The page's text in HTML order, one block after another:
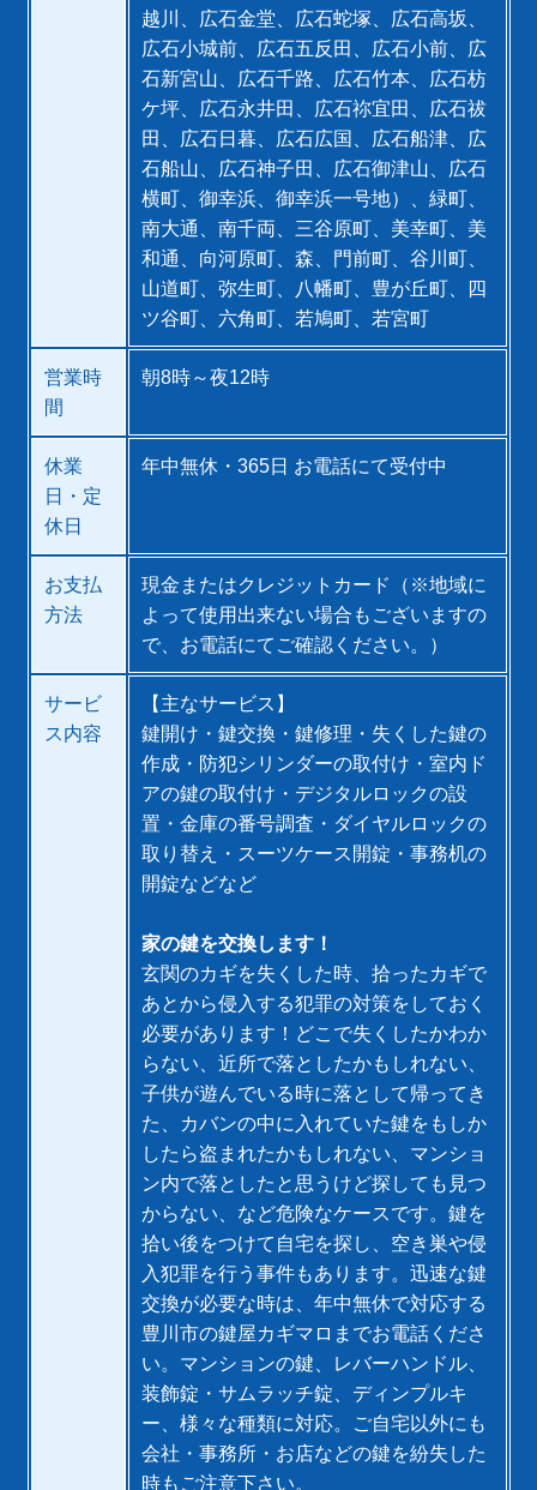
越川、広石金堂、広石蛇塚、広石高坂、
広石小城前、広石五反田、広石小前、広
石新宮山、広石千路、広石竹本、広石枋
ケ坪、広石永井田、広石祢宜田、広石祓
田、広石日暮、広石広国、広石船津、広
石船山、広石神子田、広石御津山、広石
横町、御幸浜、御幸浜一号地）、緑町、
南大通、南千両、三谷原町、美幸町、美
和通、向河原町、森、門前町、谷川町、
山道町、弥生町、八幡町、豊が丘町、四
ツ谷町、六角町、若鳩町、若宮町
営業時
間
朝8時～夜12時
休業
日・定
休日
年中無休・365日 お電話にて受付中
お支払
方法
現金またはクレジットカード（※地域に
よって使用出来ない場合もございますの
で、お電話にてご確認ください。）
サービ
ス内容
【主なサービス】
鍵開け・鍵交換・鍵修理・失くした鍵の
作成・防犯シリンダーの取付け・室内ド
アの鍵の取付け・デジタルロックの設
置・金庫の番号調査・ダイヤルロックの
取り替え・スーツケース開錠・事務机の
開錠などなど
家の鍵を交換します！
玄関のカギを失くした時、拾ったカギで
あとから侵入する犯罪の対策をしておく
必要があります！どこで失くしたかわか
らない、近所で落としたかもしれない、
子供が遊んでいる時に落として帰ってき
た、カバンの中に入れていた鍵をもしか
したら盗まれたかもしれない、マンショ
ン内で落としたと思うけど探しても見つ
からない、など危険なケースです。鍵を
拾い後をつけて自宅を探し、空き巣や侵
入犯罪を行う事件もあります。迅速な鍵
交換が必要な時は、年中無休で対応する
豊川市の鍵屋カギマロまでお電話くださ
い。マンションの鍵、レバーハンドル、
装飾錠・サムラッチ錠、ディンプルキ
ー、様々な種類に対応。ご自宅以外にも
会社・事務所・お店などの鍵を紛失した
時もご注意下さい。